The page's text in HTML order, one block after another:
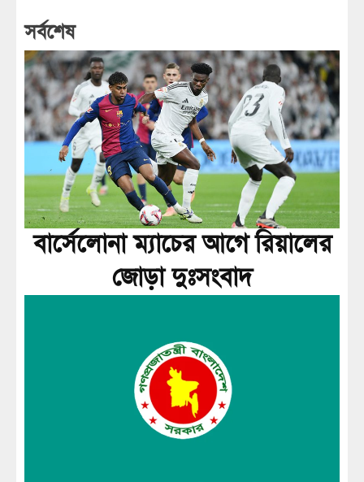
সর্বশেষ
বার্সেলোনা ম্যাচের আগে রিয়ালের
জোড়া দুঃসংবাদ